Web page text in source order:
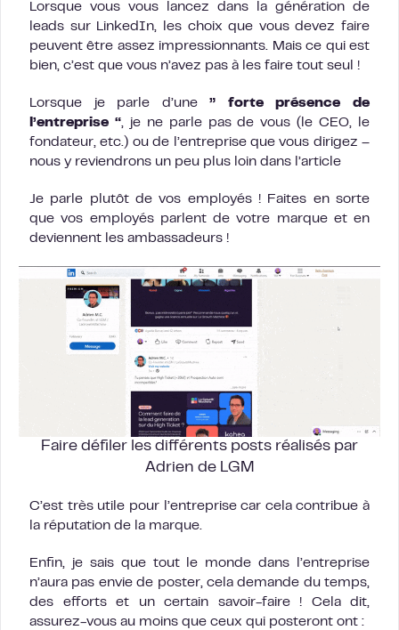
Lorsque vous vous lancez dans la génération de
leads sur LinkedIn, les choix que vous devez faire
peuvent être assez impressionnants. Mais ce qui est
bien, c’est que vous n’avez pas à les faire tout seul !
Lorsque je parle d’une” forte présence de
l’entreprise “, je ne parle pas de vous (le CEO, le
fondateur, etc.) ou de l’entreprise que vous dirigez –
nous y reviendrons un peu plus loin dans l’article
Je parle plutôt de vos employés ! Faites en sorte
que vos employés parlent de votre marque et en
deviennent les ambassadeurs !
Faire défiler les différents posts réalisés par
Adrien de LGM
C’est très utile pour l’entreprise car cela contribue à
la réputation de la marque.
Enfin, je sais que tout le monde dans l’entreprise
n’aura pas envie de poster, cela demande du temps,
des efforts et un certain savoir-faire ! Cela dit,
assurez-vous au moins que ceux qui posteront ont :